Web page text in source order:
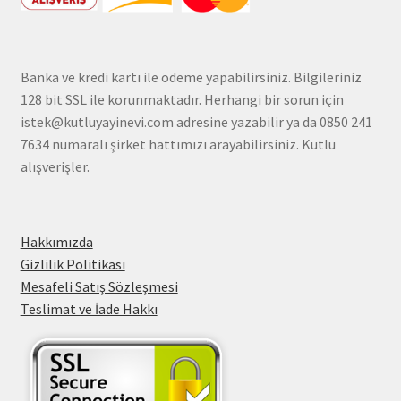
Banka ve kredi kartı ile ödeme yapabilirsiniz. Bilgileriniz
128 bit SSL ile korunmaktadır. Herhangi bir sorun için
istek@kutluyayinevi.com adresine yazabilir ya da 0850 241
7634 numaralı şirket hattımızı arayabilirsiniz. Kutlu
alışverişler.
Hakkımızda
Gizlilik Politikası
Mesafeli Satış Sözleşmesi
Teslimat ve İade Hakkı